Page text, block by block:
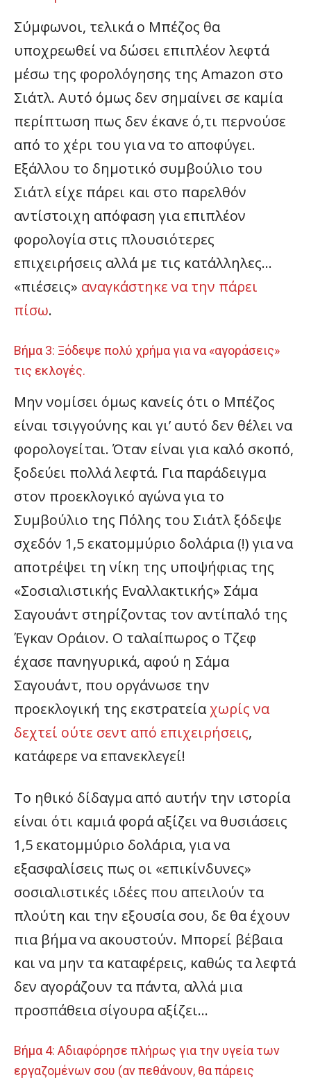
Σύμφωνοι, τελικά ο Μπέζος θα
υποχρεωθεί να δώσει επιπλέον λεφτά
μέσω της φορολόγησης της Amazon στο
Σιάτλ. Αυτό όμως δεν σημαίνει σε καμία
περίπτωση πως δεν έκανε ό,τι περνούσε
από το χέρι του για να το αποφύγει.
Εξάλλου το δημοτικό συμβούλιο του
Σιάτλ είχε πάρει και στο παρελθόν
αντίστοιχη απόφαση για επιπλέον
φορολογία στις πλουσιότερες
επιχειρήσεις αλλά με τις κατάλληλες…
«πιέσεις» αναγκάστηκε να την πάρει
πίσω.
Βήμα 3: Ξόδεψε πολύ χρήμα για να «αγοράσεις»
τις εκλογές.
Μην νομίσει όμως κανείς ότι ο Μπέζος
είναι τσιγγούνης και γι’ αυτό δεν θέλει να
φορολογείται. Όταν είναι για καλό σκοπό,
ξοδεύει πολλά λεφτά. Για παράδειγμα
στον προεκλογικό αγώνα για το
Συμβούλιο της Πόλης του Σιάτλ ξόδεψε
σχεδόν 1,5 εκατομμύριο δολάρια (!) για να
αποτρέψει τη νίκη της υποψήφιας της
«Σοσιαλιστικής Εναλλακτικής» Σάμα
Σαγουάντ στηρίζοντας τον αντίπαλό της
Έγκαν Οράιον. Ο ταλαίπωρος ο Τζεφ
έχασε πανηγυρικά, αφού η Σάμα
Σαγουάντ, που οργάνωσε την
προεκλογική της εκστρατείαχωρίς να
δεχτεί ούτε σεντ από επιχειρήσεις,
κατάφερε να επανεκλεγεί!
Το ηθικό δίδαγμα από αυτήν την ιστορία
είναι ότι καμιά φορά αξίζει να θυσιάσεις
1,5 εκατομμύριο δολάρια, για να
εξασφαλίσεις πως οι «επικίνδυνες»
σοσιαλιστικές ιδέες που απειλούν τα
πλούτη και την εξουσία σου, δε θα έχουν
πια βήμα να ακουστούν. Μπορεί βέβαια
και να μην τα καταφέρεις, καθώς τα λεφτά
δεν αγοράζουν τα πάντα, αλλά μια
προσπάθεια σίγουρα αξίζει…
Βήμα 4: Αδιαφόρησε πλήρως για την υγεία των
εργαζομένων σου (αν πεθάνουν, θα πάρεις